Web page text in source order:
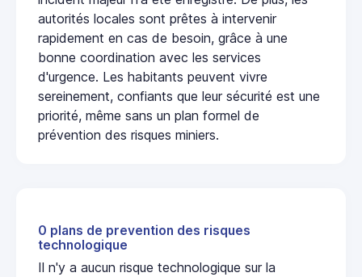
autorités locales sont prêtes à intervenir
rapidement en cas de besoin, grâce à une
bonne coordination avec les services
d'urgence. Les habitants peuvent vivre
sereinement, confiants que leur sécurité est une
priorité, même sans un plan formel de
prévention des risques miniers.
0 plans de prevention des risques
technologique
Il n'y a aucun risque technologique sur la